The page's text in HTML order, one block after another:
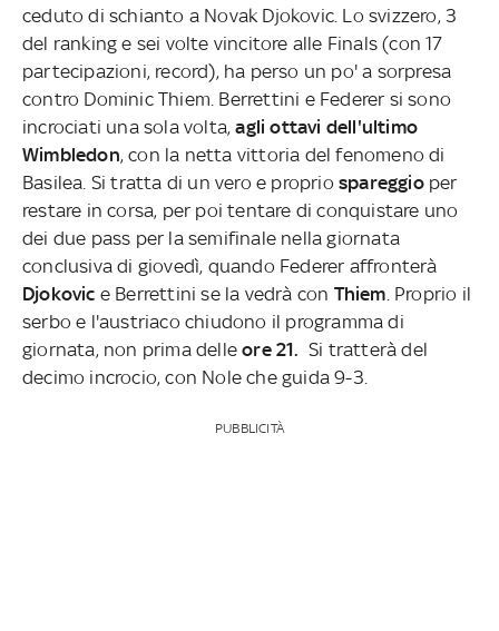
ceduto di schianto a Novak Djokovic. Lo svizzero, 3
del ranking e sei volte vincitore alle Finals (con 17
partecipazioni, record), ha perso un po' a sorpresa
contro Dominic Thiem. Berrettini e Federer si sono
incrociati una sola volta,agli ottavi dell'ultimo
Wimbledon, con la netta vittoria del fenomeno di
Basilea. Si tratta di un vero e proprio spareggio per
restare in corsa, per poi tentare di conquistare uno
dei due pass per la semifinale nella giornata
conclusiva di giovedì, quando Federer affronterà
Djokovic e Berrettini se la vedrà con Thiem . Proprio il
serbo e l'austriaco chiudono il programma di
giornata, non prima delle ore 21. Si tratterà del
decimo incrocio, con Nole che guida 9-3.
PUBBLICITÀ